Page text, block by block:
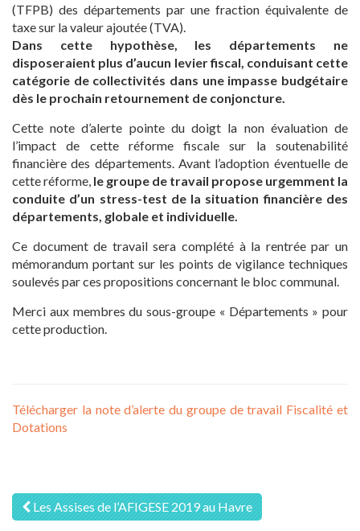
(TFPB) des départements par une fraction équivalente de
taxe sur la valeur ajoutée (TVA).
Dans cette hypothèse, les départements ne
disposeraient plus d’aucun levier fiscal, conduisant cette
catégorie de collectivités dans une impasse budgétaire
dès le prochain retournement de conjoncture.
Cette note d’alerte pointe du doigt la non évaluation de
l’impact de cette réforme fiscale sur la soutenabilité
financière des départements. Avant l’adoption éventuelle de
cette réforme, le groupe de travail propose urgemment la
conduite d’un stress-test de la situation financière des
départements, globale et individuelle.
Ce document de travail sera complété à la rentrée par un
mémorandum portant sur les points de vigilance techniques
soulevés par ces propositions concernant le bloc communal.
Merci aux membres du sous-groupe « Départements » pour
cette production.
Télécharger la note d’alerte du groupe de travail Fiscalité et
Dotations
Navigation
Les Assises de l’AFIGESE 2019 au Havre